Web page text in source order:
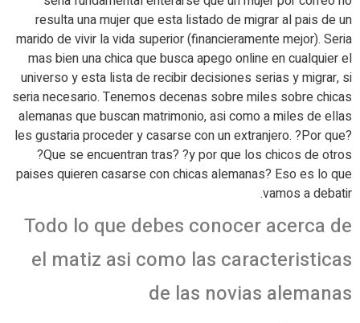
resulta una mujer que esta listado de migrar al pais de un
marido de vivir la vida superior (financieramente mejor). Seri­a
mas bien una chica que busca apego online en cualquier el
universo y esta lista de recibir decisiones serias y migrar, si
seri­a necesario. Tenemos decenas sobre miles sobre chicas
alemanas que buscan matrimonio, asi­ como a miles de ellas
les gustaria proceder y casarse con un extranjero. ?Por que?
?Que se encuentran tras? ?y por que los chicos de otros
paises quieren casarse con chicas alemanas? Eso es lo que
vamos a debatir.
Todo lo que debes conocer acerca de
el matiz asi­ como las caracteristicas
de las novias alemanas